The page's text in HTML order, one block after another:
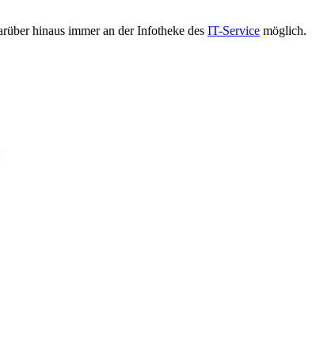
hinaus immer an der Infotheke des IT-Service möglich.